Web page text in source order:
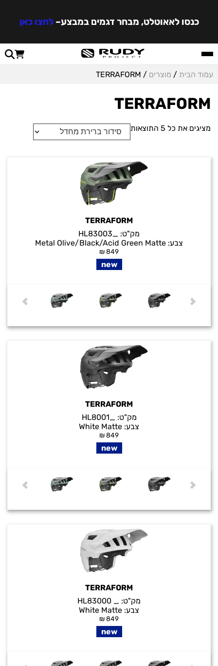
כנסו לאאוטלט, מבחר דגמים במבצע–לחצו כאן
עמוד הבית / מוצרים / TERRAFORM
TERRAFORM
מציגים את כל ⁦5⁩ התוצאות
TERRAFORM
מק"ט:
צבע: Metal Olive/Black/Acid Green Matte
₪849
new
TERRAFORM
מק"ט:
צבע: White Matte
₪849
new
TERRAFORM
מק"ט:
צבע: White Matte
₪849
new